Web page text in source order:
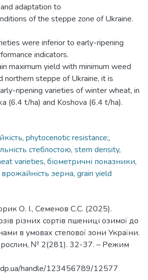
adaptation to
of the steppe zone of Ukraine.
were inferior to early-ripening
indicators.
maximum yield with minimum weed
northern steppe of Ukraine, it is
ripening varieties of winter wheat, in
(6.4 t/ha) and Koshova (6.4 t/ha).
, phytocenotic resistance;,
стеблостою, stem density,
varieties, біометричні показники,
врожайність зерна, grain yield
О. І., Семенов С.С. (2025).
різних сортів пшениці озимої до
в умовах степової зони України.
рослин, № 2(281). 32-37. – Режим
handle/123456789/12577